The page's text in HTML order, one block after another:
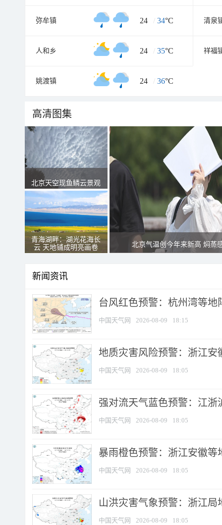
弥牟镇 24 / 34°C 清泉
人和乡 24 / 35°C 祥福
姚渡镇 24 / 36°C
高清图集
北京天空现鱼鳞云景观
青海湖畔：湖光花海长
云 天地铺成明亮画卷
北京气温创今年来新高 焖蒸
新闻资讯
台风红色预警：杭州湾等地
中国天气网 2026-08-09 18:15
地质灾害风险预警：浙江安
中国天气网 2026-08-09 18:05
强对流天气蓝色预警：江浙
中国天气网 2026-08-09 18:05
暴雨橙色预警：浙江安徽等
中国天气网 2026-08-09 18:05
山洪灾害气象预警：浙江
中国天气网 2026-08-09 18:05